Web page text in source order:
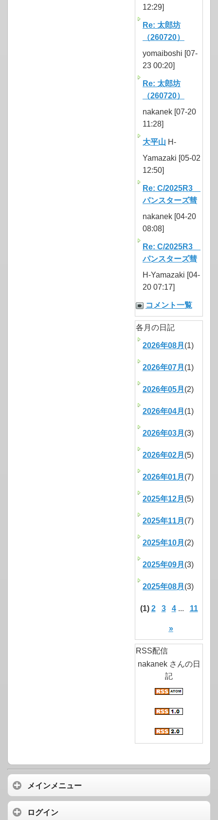
12:29]
Re: 太郎坊
（260720）
yomaiboshi [07-
23 00:20]
Re: 太郎坊
（260720）
nakanek [07-20
11:28]
大平山 H-
Yamazaki [05-02
12:50]
Re: C/2025R3
パンスターズ彗
nakanek [04-20
08:08]
Re: C/2025R3
パンスターズ彗
H-Yamazaki [04-
20 07:17]
コメント一覧
各月の日記
2026年08月 (1)
2026年07月 (1)
2026年05月 (2)
2026年04月 (1)
2026年03月 (3)
2026年02月 (5)
2026年01月 (7)
2025年12月 (5)
2025年11月 (7)
2025年10月 (2)
2025年09月 (3)
2025年08月 (3)
(1) 2 3 4... 11
»
RSS配信
nakanek さんの日
記
メインメニュー
ログイン